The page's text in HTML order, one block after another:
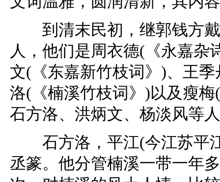
到清末民初，继郭钱方戴
人，他们是周衣德(《永嘉杂
文(《东嘉新竹枝词》)、王
洛(《楠溪竹枝词》)以及瘦
石方洛、洪炳文、杨淡风等
石方洛，平江(今江苏平
丞篆。他分管楠溪一带一年